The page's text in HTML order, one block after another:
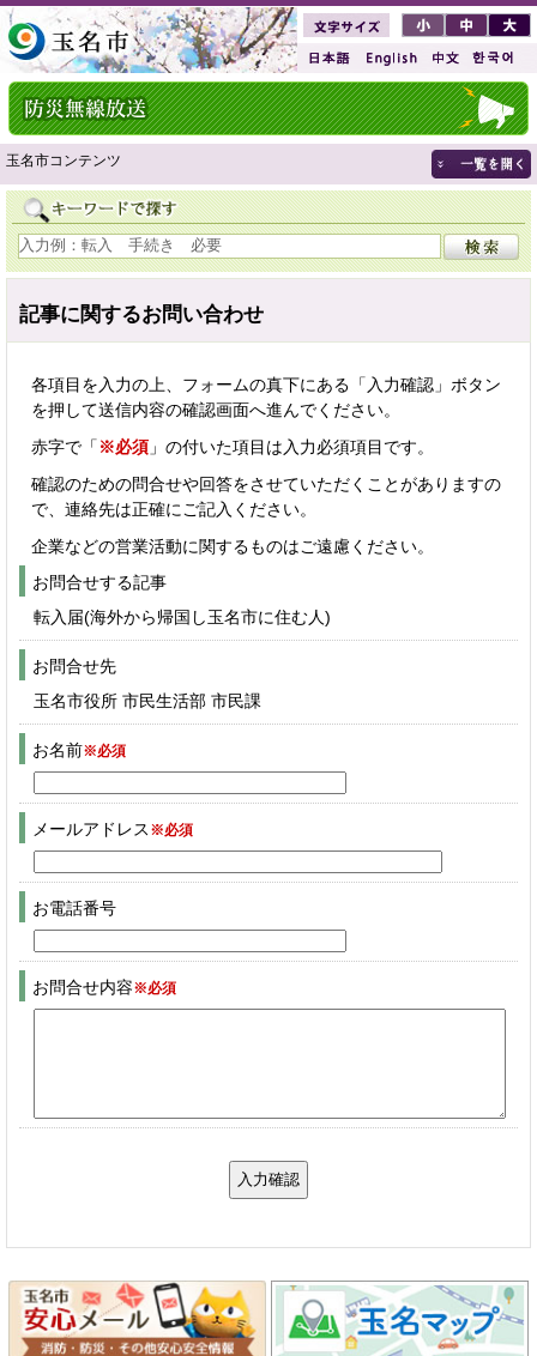
玉名市コンテンツ
記事に関するお問い合わせ
各項目を入力の上、フォームの真下にある「入力確認」ボタン
を押して送信内容の確認画面へ進んでください。
赤字で「 ※必須 」の付いた項目は入力必須項目です。
確認のための問合せや回答をさせていただくことがありますの
で、連絡先は正確にご記入ください。
企業などの営業活動に関するものはご遠慮ください。
お問合せする記事
転入届(海外から帰国し玉名市に住む人)
お問合せ先
玉名市役所 市民生活部 市民課
お名前※必須
メールアドレス ※必須
お電話番号
お問合せ内容※必須